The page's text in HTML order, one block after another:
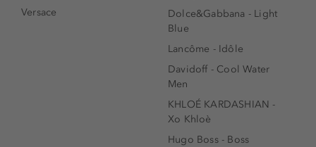
Versace
Dolce&Gabbana - Light
Blue
Lancôme - Idôle
Davidoff - Cool Water
Men
KHLOÉ KARDASHIAN -
Xo Khloè
Hugo Boss - Boss